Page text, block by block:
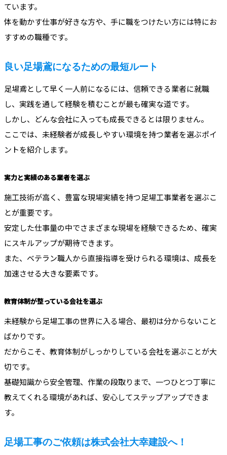
ています。
体を動かす仕事が好きな方や、手に職をつけたい方には特にお
すすめの職種です。
良い足場鳶になるための最短ルート
足場鳶として早く一人前になるには、信頼できる業者に就職
し、実践を通して経験を積むことが最も確実な道です。
しかし、どんな会社に入っても成長できるとは限りません。
ここでは、未経験者が成長しやすい環境を持つ業者を選ぶポイ
ントを紹介します。
実力と実績のある業者を選ぶ
施工技術が高く、豊富な現場実績を持つ足場工事業者を選ぶこ
とが重要です。
安定した仕事量の中でさまざまな現場を経験できるため、確実
にスキルアップが期待できます。
また、ベテラン職人から直接指導を受けられる環境は、成長を
加速させる大きな要素です。
教育体制が整っている会社を選ぶ
未経験から足場工事の世界に入る場合、最初は分からないこと
ばかりです。
だからこそ、教育体制がしっかりしている会社を選ぶことが大
切です。
基礎知識から安全管理、作業の段取りまで、一つひとつ丁寧に
教えてくれる環境があれば、安心してステップアップできま
す。
足場工事のご依頼は株式会社大幸建設へ！